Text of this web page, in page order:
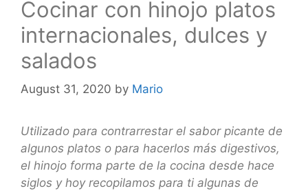
Cocinar con hinojo platos
internacionales, dulces y
salados
August 31, 2020 by Mario
Utilizado para contrarrestar el sabor picante de
algunos platos o para hacerlos más digestivos,
el hinojo forma parte de la cocina desde hace
siglos y hoy recopilamos para ti algunas de